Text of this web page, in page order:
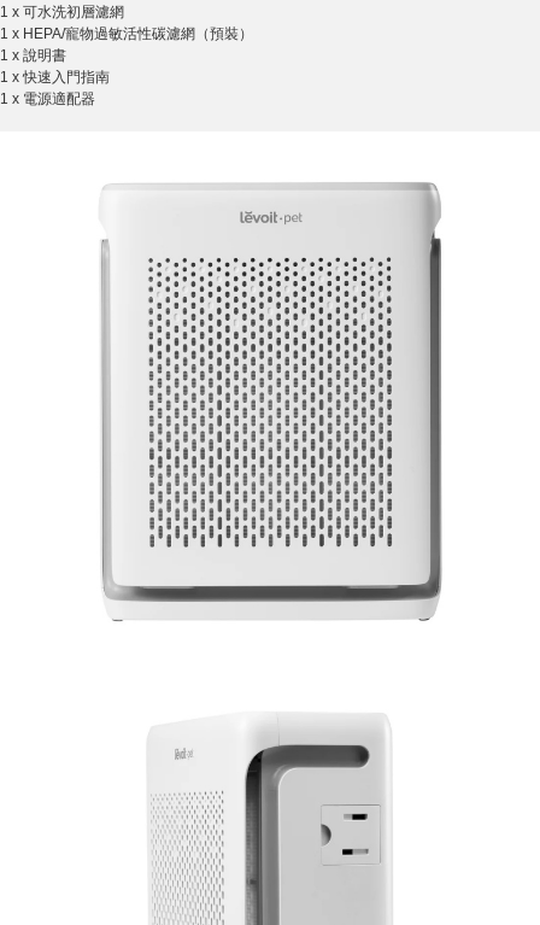
1 x 可水洗初層濾網
1 x HEPA/寵物過敏活性碳濾網（預裝）
1 x 說明書
1 x 快速入門指南
1 x 電源適配器